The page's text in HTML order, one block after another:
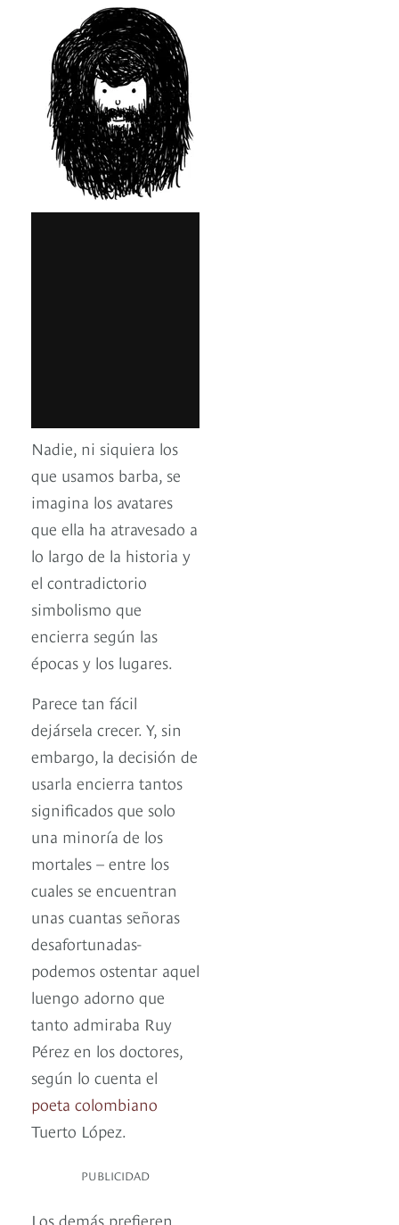
Nadie, ni siquiera los
que usamos barba, se
imagina los avatares
que ella ha atravesado a
lo largo de la historia y
el contradictorio
simbolismo que
encierra según las
épocas y los lugares.
Parece tan fácil
dejársela crecer. Y, sin
embargo, la decisión de
usarla encierra tantos
significados que solo
una minoría de los
mortales – entre los
cuales se encuentran
unas cuantas señoras
desafortunadas-
podemos ostentar aquel
luengo adorno que
tanto admiraba Ruy
Pérez en los doctores,
según lo cuenta el
poeta colombiano
Tuerto López.
PUBLICIDAD
Los demás prefieren